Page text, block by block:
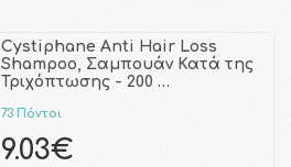
Cystiphane Anti Hair Loss
Shampoo, Σαμπουάν Κατά της
Τριχόπτωσης - 200 …
73 Πόντοι
9.03€